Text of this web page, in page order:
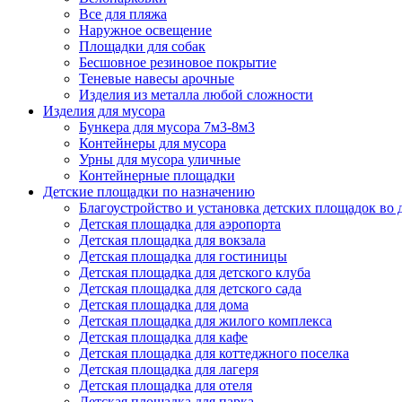
Все для пляжа
Наружное освещение
Площадки для собак
Бесшовное резиновое покрытие
Теневые навесы арочные
Изделия из металла любой сложности
Изделия для мусора
Бункера для мусора 7м3-8м3
Контейнеры для мусора
Урны для мусора уличные
Контейнерные площадки
Детские площадки по назначению
Благоустройство и установка детских площадок
Детская площадка для аэропорта
Детская площадка для вокзала
Детская площадка для гостиницы
Детская площадка для детского клуба
Детская площадка для детского сада
Детская площадка для дома
Детская площадка для жилого комплекса
Детская площадка для кафе
Детская площадка для коттеджного поселка
Детская площадка для лагеря
Детская площадка для отеля